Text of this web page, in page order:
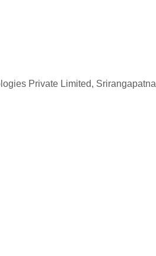
Private Limited,